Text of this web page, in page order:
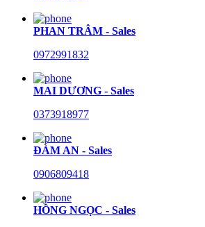
PHAN TRÂM - Sales
0972991832
MAI DƯƠNG - Sales
0373918977
ĐÀM AN - Sales
0906809418
HỒNG NGỌC - Sales